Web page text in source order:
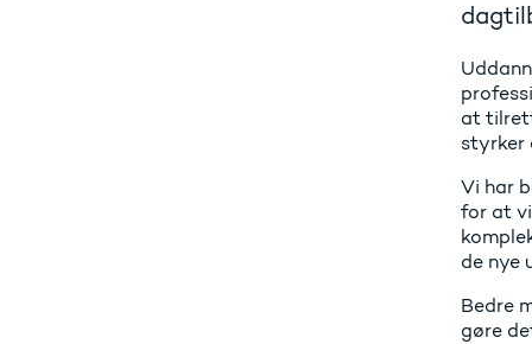
at
styrker
Vi har
for at
de nye
Bedre
gøre